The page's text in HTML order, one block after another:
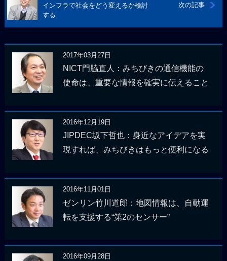
次の記事
インフラで社会をどう変えるか検討
する
2017年03月27日
NICT門脇直人：みちびきの通信機能の
使命は、重要な情報を確実に伝えること
2016年12月19日
JIPDEC坂下哲也：身近なアイデアを実
現すれば、みちびきはもっと便利になる
2016年11月01日
ゼンリン竹川道郎：地図情報は、自動運
転を支援する“第2のセンサー”
2016年09月28日